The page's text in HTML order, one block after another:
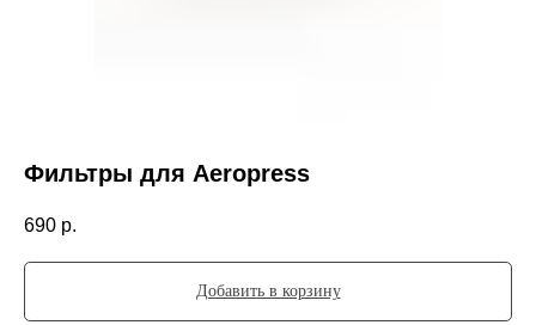
Фильтры для Aeropress
690 р.
Добавить в корзину